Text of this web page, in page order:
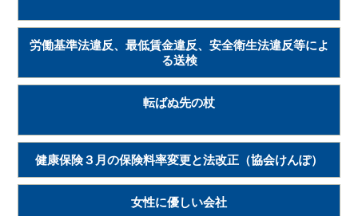
労働基準法違反、最低賃金違反、安全衛生法違反等によ
る送検
転ばぬ先の杖
健康保険３月の保険料率変更と法改正（協会けんぽ）
女性に優しい会社